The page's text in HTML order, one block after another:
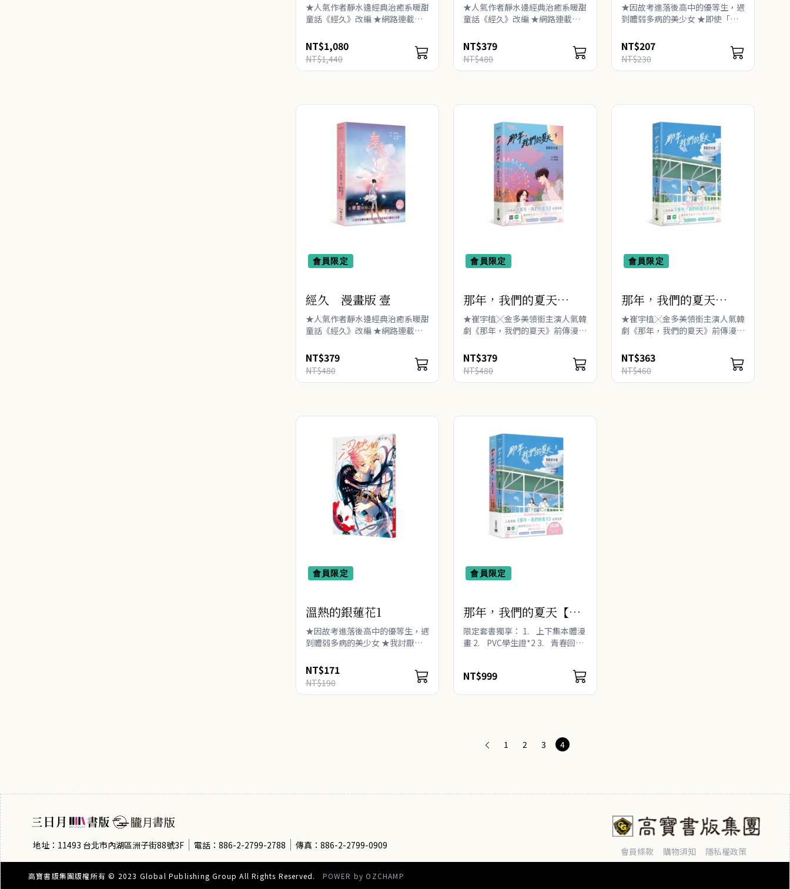
★人氣作者靜水邊經典治癒系暖甜
童話《經久》改編 ★網路連載人
舞少年的動人青春，第一季完結！
★這是拳擊少年╳芭蕾舞少年的熱
情與溫柔、夢想與成長、生活與愛
NT$1,080
NT$1,440
★人氣作者靜水邊經典治癒系暖甜
童話《經久》改編 ★網路連載人
舞少年暖甜動人的追夢之旅──
★以後，我都會陪著你。 你是最
棒的—&md..
NT$379
NT$480
★因故考進落後高中的優等生，遇
到體弱多病的美少女 ★即使「喜
美麗又令人怦然心動的校園百合物
語 凪紗對茉白的感情 從「討厭」
變成了「喜歡」。 可是..
NT$207
NT$230
會員限定
經久 漫畫版 壹
★人氣作者靜水邊經典治癒系暖甜
童話《經久》改編 ★網路連載人
芭蕾舞少年的熱情與溫柔、夢想與
成長、生活與愛情的人生舞台──
★在夢想初始之地，我遇見了最耀
NT$379
NT$480
會員限定
那年，我們的夏天
（下）：喜歡的初夏
★崔宇植╳金多美領銜主演人氣韓
劇《那年，我們的夏天》前傳漫畫
戀，重溫怦然心動的青春悸動——
★精美全彩印刷，收錄成書版獨家
番外 ..
NT$379
NT$480
會員限定
那年，我們的夏天
（上）：喜歡的初夏
★崔宇植╳金多美領銜主演人氣韓
劇《那年，我們的夏天》前傳漫畫
—— ★精美全彩印刷，重溫怦然心
動的青春悸動 崔雄跟延秀初次
見..
NT$363
NT$460
會員限定
溫熱的銀蓮花1
★因故考進落後高中的優等生，遇
到體弱多病的美少女 ★我討厭
又令人怦然心動的校園百合物語
凪紗在不情不願下就讀的私立高中
裡， 邂逅了病弱少女――茉白..
NT$171
NT$190
會員限定
那年，我們的夏天【限
定套書】：喜歡的初夏
限定套書獨享： 1. 上下集本體漫
畫 2. PVC學生證*2 3. 青春回憶
NT$999
1 2 3 4
地址：11493 台北市內湖區洲子街88號3F 電話：886-2-2799-2788 傳真：886-2-2799-0909
會員條款 購物須知 隱私權政策
高寶書版集團版權所有 © 2023 Global Publishing Group All Rights Reserved. POWER by OZCHAMP